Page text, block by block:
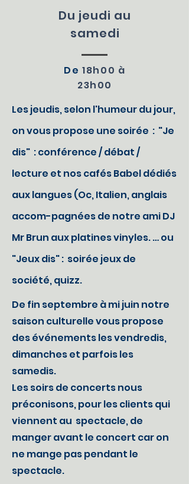
Du jeudi au
samedi
De 18h00 à
23h00
Les jeudis, selon l'humeur du jour,
on vous propose une soirée : "Je
dis" : conférence / débat /
lecture et nos cafés Babel dédiés
aux langues (Oc, Italien, anglais
accom-pagnées de notre ami DJ
Mr Brun aux platines vinyles.…ou
"Jeux dis" : soirée jeux de
société, quizz.
De fin septembre à mi juin notre
saison culturelle vous propose
des événements les vendredis,
dimanches et parfois les
samedis.
Les soirs de concerts nous
préconisons, pour les clients qui
viennent au spectacle, de
manger avant le concert car on
ne mange pas pendant le
spectacle.